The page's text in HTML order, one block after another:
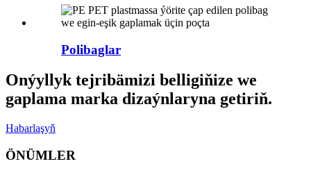
Polibaglar
Onýyllyk tejribämizi belligiňize we
gaplama marka dizaýnlaryna getiriň.
Habarlaşyň
ÖNÜMLER